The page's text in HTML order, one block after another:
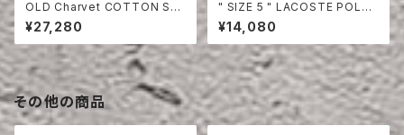
OLD Charvet COTTON SHI
RT
¥27,280
" SIZE 5 " LACOSTE POLO
SHIRT YELLOW
¥14,080
その他の商品